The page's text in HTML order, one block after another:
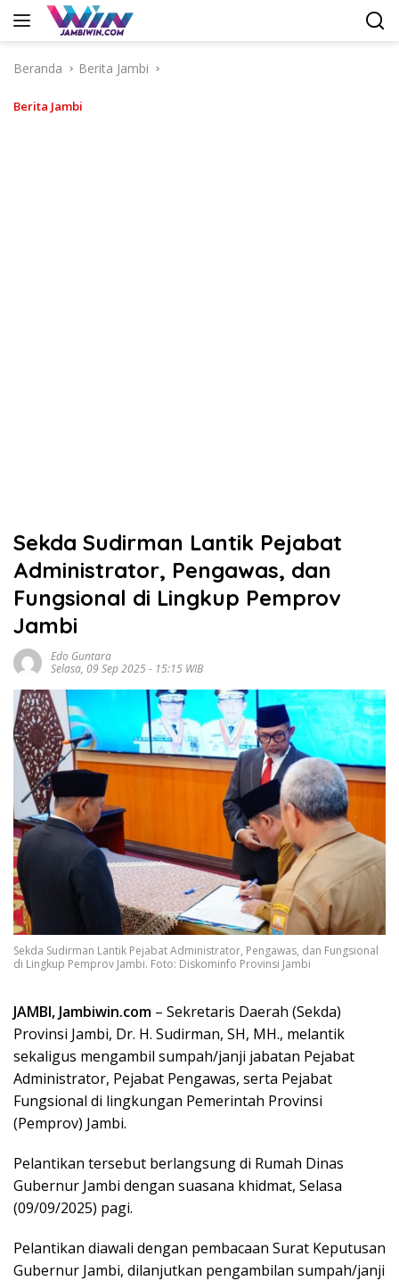
Langsung
Beranda
Berita Jambi
Berita Jambi
Sekda Sudirman Lantik Pejabat
Administrator, Pengawas, dan
Fungsional di Lingkup Pemprov
Jambi
Edo Guntara
Selasa, 09 Sep 2025 - 15:15 WIB
Sekda Sudirman Lantik Pejabat Administrator, Pengawas, dan Fungsional
di Lingkup Pemprov Jambi. Foto: Diskominfo Provinsi Jambi
JAMBI, Jambiwin.com – Sekretaris Daerah (Sekda)
Provinsi Jambi, Dr. H. Sudirman, SH, MH., melantik
sekaligus mengambil sumpah/janji jabatan Pejabat
Administrator, Pejabat Pengawas, serta Pejabat
Fungsional di lingkungan Pemerintah Provinsi
(Pemprov) Jambi.
Pelantikan tersebut berlangsung di Rumah Dinas
Gubernur Jambi dengan suasana khidmat, Selasa
(09/09/2025) pagi.
Pelantikan diawali dengan pembacaan Surat Keputusan
Gubernur Jambi, dilanjutkan pengambilan sumpah/janji